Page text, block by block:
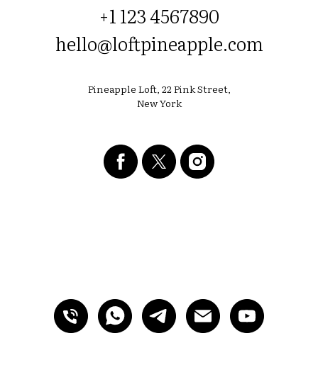
+1 123 4567890
hello@loftpineapple.com
Pineapple Loft, 22 Pink Street,
New York